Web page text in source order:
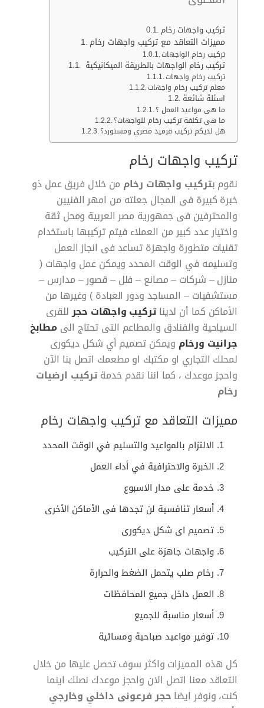
تركيب واجهات رخام
مميزات التعاقد مع تركيب واجهات رخام
تركيب رخام الواجهات
تركيب رخام الواجهات بالطريقة الميكانيكية
تركيب رخام واجهات
معلم تركيب رخام واجهات
اسئلة شائعة
ما هى مواعيد العمل ؟
ما هى تكلفة تركيب رخام للواجهات؟
هل لديكم تركيب قرميد مصري ومستورد؟
تركيب واجهات رخام
نقوم بتركيب واجهات رخام من خلال فريق عمل ذو
خبرة كبيرة فى المجال جعلته من امهر الفنيين
والمحترفين فى جمهورية مصر العربية ومحل ثقة
واختيار عدد كبير من العملاء فيتم تركيبها باستخدام
تقنيات متطورة واجهزة تساعد فى انجاز العمل
وتسليمه في الوقت المحدد ويمكن عمل واجهات (
منازل – شركات – مصانع – فلل – قصور – مدارس –
مستشفيات – المساجد ودور العبادة ) وغيرها من
الأماكن كما أن لديناتركيب واجهات حجرللقرى
السياحية والفنادق والمطاعم التى تحتاج الى مطابخ
جرانيت ورخام ويمكن تصميم أي شكل ديكورى
لمحلك التجاري او مكتبك او مطعمك اتصل بنا الآن
واحجز موعدك ، كما اننا نقدم خدمةتركيب ارضيات
رخام
مميزات التعاقد مع تركيب واجهات رخام
الالتزام بالمواعيد والتسليم في الوقت المحدد
الخبرة والاحترافية في أداء العمل
خدمة على مدار الاسبوع
أسعار تنافسية لن تجدها فى الأماكن الأخرى
تصميم اى شكل ديكورى
واجهات جاهزة على التركيب
رخام صلب يتحمل الضغط والحرارة
العمل داخل جميع المحافظات
أسعار مناسبة للجميع
توفير مواعيد صباحية ومسائية
كل هذه المميزات واكثر سوف تحصل عليها من خلال
التعاقد معنا اتصل الان واحجز موعدك نصلك اينما
كنت، ونوفر ايضاحجر فرعونى داخلي وخارجي